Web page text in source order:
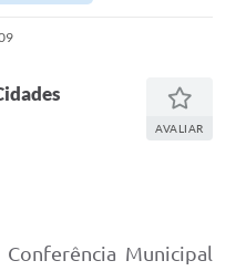
AVALIAR
Municipal